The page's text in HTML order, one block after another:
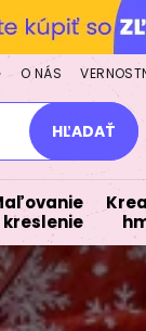
O NÁS
HĽADAŤ
kreslenie